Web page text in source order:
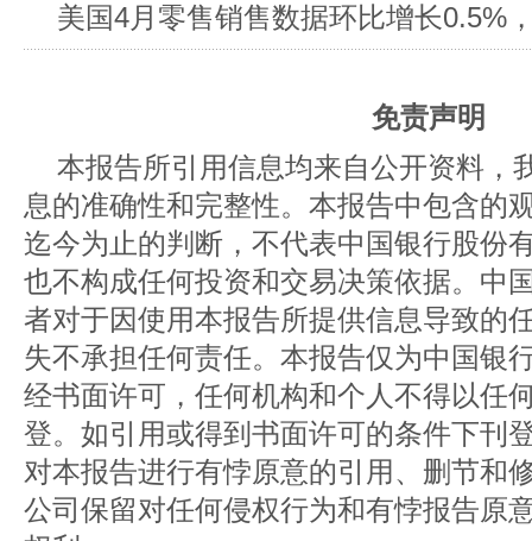
美国4月零售销售数据环比增长0.5%
免责声明
本报告所引用信息均来自公开资料，
息的准确性和完整性。本报告中包含的
迄今为止的判断，不代表中国银行股份
也不构成任何投资和交易决策依据。中
者对于因使用本报告所提供信息导致的
失不承担任何责任。本报告仅为中国银
经书面许可，任何机构和个人不得以任
登。如引用或得到书面许可的条件下刊
对本报告进行有悖原意的引用、删节和
公司保留对任何侵权行为和有悖报告原